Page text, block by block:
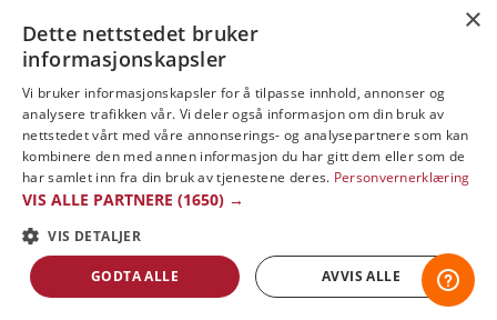
×
Dette nettstedet bruker
informasjonskapsler
Vi bruker informasjonskapsler for å tilpasse innhold, annonser og
analysere trafikken vår. Vi deler også informasjon om din bruk av
nettstedet vårt med våre annonserings- og analysepartnere som kan
kombinere den med annen informasjon du har gitt dem eller som de
har samlet inn fra din bruk av tjenestene deres. Personvernerklæring
VIS ALLE PARTNERE (1650) →
VIS DETALJER
GODTA ALLE AVVIS ALLE